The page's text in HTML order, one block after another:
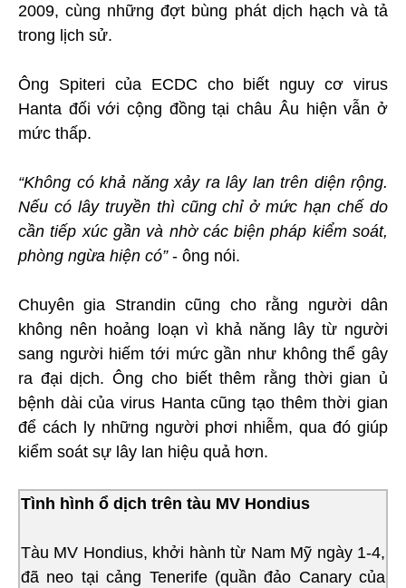
2009, cùng những đợt bùng phát dịch hạch và tả
trong lịch sử.
Ông Spiteri của ECDC cho biết nguy cơ virus
Hanta đối với cộng đồng tại châu Âu hiện vẫn ở
mức thấp.
“Không có khả năng xảy ra lây lan trên diện rộng.
Nếu có lây truyền thì cũng chỉ ở mức hạn chế do
cần tiếp xúc gần và nhờ các biện pháp kiểm soát,
phòng ngừa hiện có” - ông nói.
Chuyên gia Strandin cũng cho rằng người dân
không nên hoảng loạn vì khả năng lây từ người
sang người hiếm tới mức gần như không thể gây
ra đại dịch. Ông cho biết thêm rằng thời gian ủ
bệnh dài của virus Hanta cũng tạo thêm thời gian
để cách ly những người phơi nhiễm, qua đó giúp
kiểm soát sự lây lan hiệu quả hơn.
Tình hình ổ dịch trên tàu MV Hondius
Tàu MV Hondius, khởi hành từ Nam Mỹ ngày 1-4,
đã neo tại cảng Tenerife (quần đảo Canary của